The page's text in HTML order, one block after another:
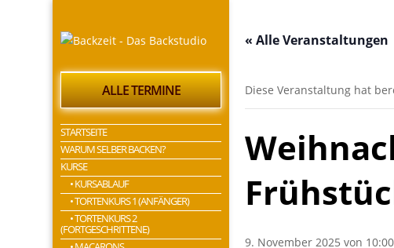
ALLE TERMINE
STARTSEITE
WARUM SELBER BACKEN?
KURSE
• KURSABLAUF
• TORTENKURS 1 (ANFÄNGER)
• TORTENKURS 2
(FORTGESCHRITTENE)
« Alle Veranstaltungen
Diese Veranstaltung hat
9. November 2025 von 10:00